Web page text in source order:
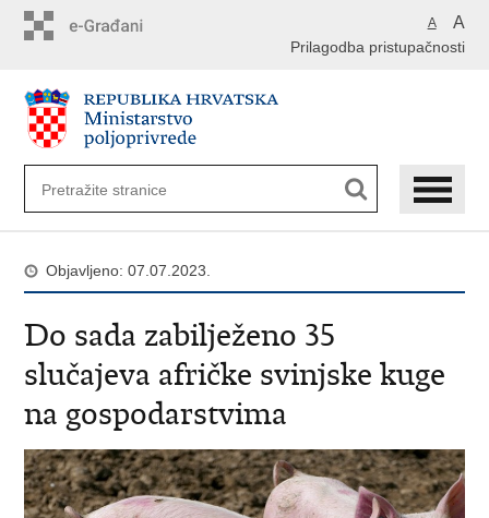
A A
Prilagodba pristupačnosti
Objavljeno: 07.07.2023.
Do sada zabilježeno 35
slučajeva afričke svinjske kuge
na gospodarstvima